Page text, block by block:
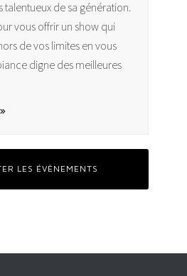
talentueux de sa génération.
vous offrir un show qui
de vos limites en vous
digne des meilleures
LES ÉVÈNEMENTS